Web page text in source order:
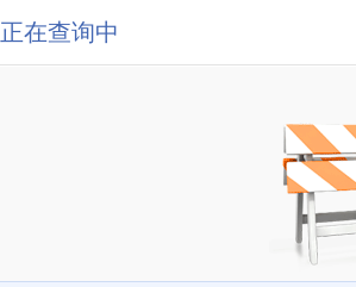
正在查询中